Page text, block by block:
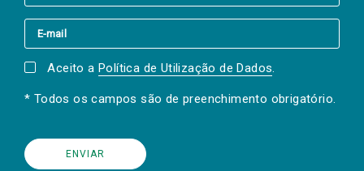
Aceito a Política de Utilização de Dados.
* Todos os campos são de preenchimento obrigatório.